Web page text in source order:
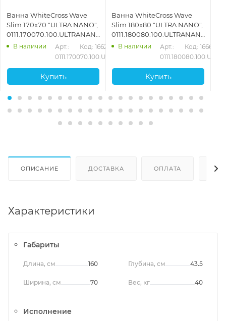
Ванна WhiteCross Wave
Slim 170x70 "ULTRA NANO",
0111.170070.100.ULTRANANO.CR,
белый
В наличии
Арт.:
0111.170070.100.ULTRANANO.CR
Код: 16627
Купить
Ванна WhiteCross Wave
Slim 180x80 "ULTRA NANO",
0111.180080.100.ULTRANANO.CR,
белый
В наличии
Арт.:
Код: 16661
Купить
ОПИСАНИЕ ДОСТАВКА ОПЛАТА
Характеристики
Габариты
Длина, см 160
Ширина, см 70
Глубина, см 43.5
Вес, кг 40
Исполнение